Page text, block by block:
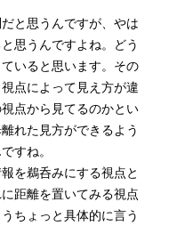
と思うんですが、やは
思うんですよね。どう
いると思います。その
点によって見え方が違
点から見てるのかとい
れた見方ができるよう
すね。
を鵜呑みにする視点と
距離を置いてみる視点
ちょっと具体的に言う